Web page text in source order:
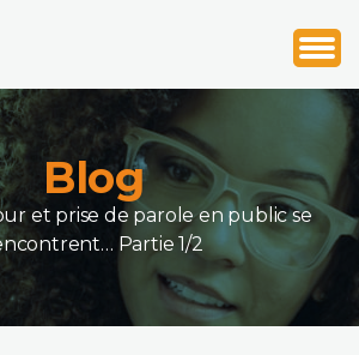
1
2
3
Blog
et prise de parole en public se
Partie 1/2